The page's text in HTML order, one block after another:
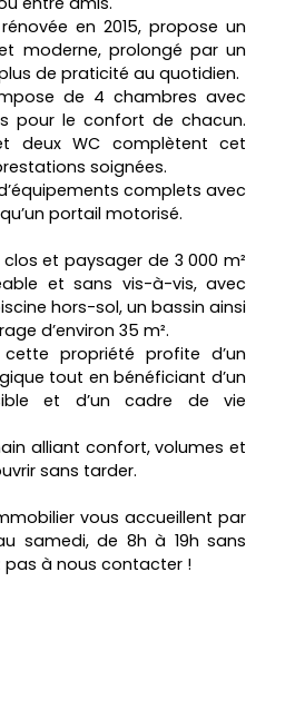
en 2015, propose un
moderne, prolongé par un
de praticité au quotidien.
de 4 chambres avec
pour le confort de chacun.
deux WC complètent cet
soignées.
complets avec
portail motorisé.
clos et paysager de 3 000 m²
et sans vis-à-vis, avec
hors-sol, un bassin ainsi
d’environ 35 m².
propriété profite d’un
tout en bénéficiant d’un
et d’un cadre de vie
alliant confort, volumes et
sans tarder.
vous accueillent par
samedi, de 8h à 19h sans
pas à nous contacter !